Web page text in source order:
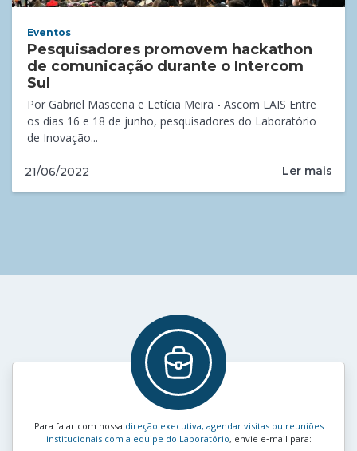
Eventos
Pesquisadores promovem hackathon
de comunicação durante o Intercom
Sul
Por Gabriel Mascena e Letícia Meira - Ascom LAIS Entre
os dias 16 e 18 de junho, pesquisadores do Laboratório
de Inovação...
21/06/2022 Ler mais
Para falar com nossa direção executiva, agendar visitas ou reuniões
institucionais com a equipe do Laboratório, envie e‑mail para: